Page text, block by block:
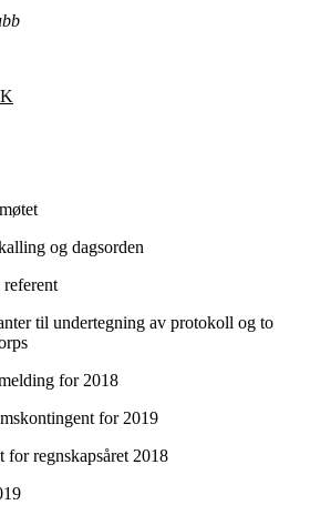
og dagsorden
til undertegning av protokoll og to
for 2018
for 2019
for regnskapsåret 2018